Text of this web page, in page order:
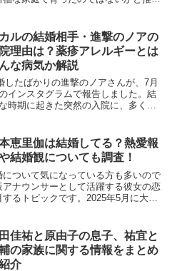
ルの結婚相手・進撃のノアの
理由は？薬疹アレルギーとは
な病気か解説
したばかりの進撃のノアさんが、7月
インスタグラムで報告しました。結
時期に起きた突然の入院に、多くの
恵里伽は結婚してる？熱愛報
結婚観についても調査！
ついて気になっている方も多いので
ナウンサーとして活躍する彼女の恋
るトピックです。2025年5月に大き
佳祐と原由子の息子、祐宜と
の家族に関する情報をまとめ
介